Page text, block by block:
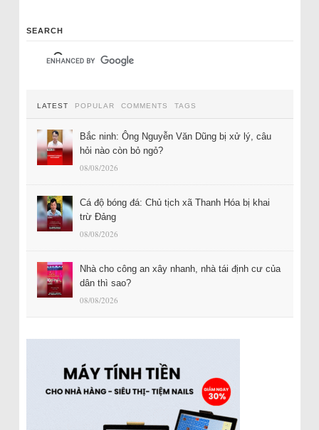
SEARCH
LATEST POPULAR COMMENTS TAGS
Bắc ninh: Ông Nguyễn Văn Dũng bị xử lý, câu
hỏi nào còn bỏ ngỏ?
08/08/2026
Cá độ bóng đá: Chủ tịch xã Thanh Hóa bị khai
trừ Đảng
08/08/2026
Nhà cho công an xây nhanh, nhà tái định cư của
dân thì sao?
08/08/2026